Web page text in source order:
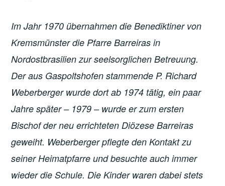
Im Jahr 1970 übernahmen die Benediktiner von
Kremsmünster die Pfarre Barreiras in
Nordostbrasilien zur seelsorglichen Betreuung.
Der aus Gaspoltshofen stammende P. Richard
Weberberger wurde dort ab 1974 tätig, ein paar
Jahre später – 1979 – wurde er zum ersten
Bischof der neu errichteten Diözese Barreiras
geweiht. Weberberger pflegte den Kontakt zu
seiner Heimatpfarre und besuchte auch immer
wieder die Schule. Die Kinder waren dabei stets